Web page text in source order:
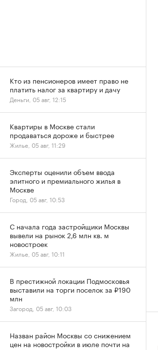
Кто из пенсионеров имеет право не
платить налог за квартиру и дачу
Деньги, 05 авг, 12:15
Квартиры в Москве стали
продаваться дороже и быстрее
Жилье, 05 авг, 11:29
Эксперты оценили объем ввода
элитного и премиального жилья в
Москве
Город, 05 авг, 10:53
С начала года застройщики Москвы
вывели на рынок 2,6 млн кв. м
новостроек
Жилье, 05 авг, 10:11
В престижной локации Подмосковья
выставили на торги поселок за ₽190
млн
Загород, 05 авг, 10:03
Назван район Москвы со снижением
цен на новостройки в июле почти на